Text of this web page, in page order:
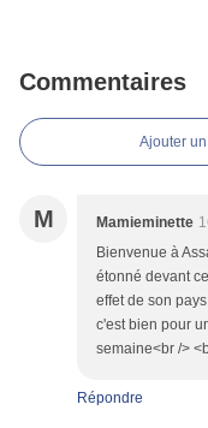
Commentaires
Ajouter
M Mamieminette
Bienvenue à
étonné devant
effet de son
c'est bien pour
semaine<br />
Répondre